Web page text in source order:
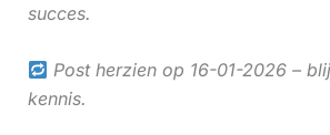
succes.
Post herzien op 16-01-2026 –
kennis.